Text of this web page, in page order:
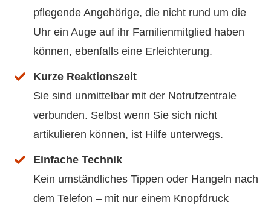
pflegende Angehörige, die nicht rund um die
Uhr ein Auge auf ihr Familienmitglied haben
können, ebenfalls eine Erleichterung.
Kurze Reaktionszeit
Sie sind unmittelbar mit der Notrufzentrale
verbunden. Selbst wenn Sie sich nicht
artikulieren können, ist Hilfe unterwegs.
Einfache Technik
Kein umständliches Tippen oder Hangeln nach
dem Telefon – mit nur einem Knopfdruck